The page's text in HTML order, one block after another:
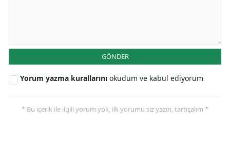
GÖNDER
Yorum yazma kurallarını okudum ve kabul ediyorum
* Bu içerik ile ilgili yorum yok, ilk yorumu siz yazın, tartışalım *